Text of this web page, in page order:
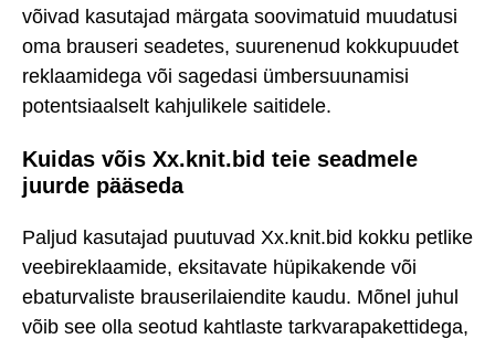
võivad kasutajad märgata soovimatuid muudatusi
oma brauseri seadetes, suurenenud kokkupuudet
reklaamidega või sagedasi ümbersuunamisi
potentsiaalselt kahjulikele saitidele.
Kuidas võis Xx.knit.bid teie seadmele
juurde pääseda
Paljud kasutajad puutuvad Xx.knit.bid kokku petlike
veebireklaamide, eksitavate hüpikakende või
ebaturvaliste brauserilaiendite kaudu. Mõnel juhul
võib see olla seotud kahtlaste tarkvarapakettidega,